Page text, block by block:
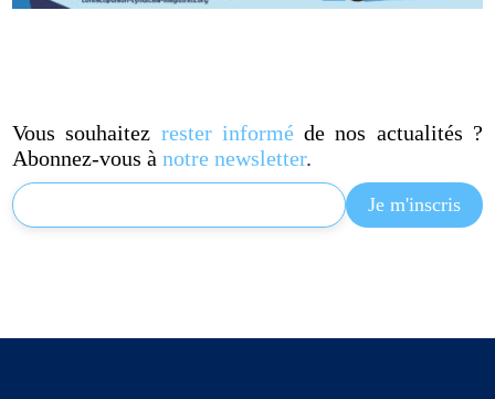
Vous souhaitez rester informéde nos actualités ?
Abonnez-vous ànotre newsletter.